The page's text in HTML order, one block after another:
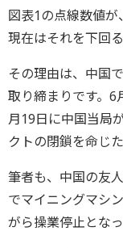
図表1の点線数値が
現在はそれを下回
その理由は、中国
取り締まりです。6
月19日に中国当局
クトの閉鎖を命じ
筆者も、中国の友
でマイニングマシ
がら操業停止とな